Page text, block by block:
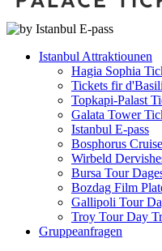
Istanbul Attraktiounen
Hagia Sophia
Tickets fir
Topkapi-Palast
Galata Tower
Istanbul E-pass
Bosphorus
Wirbeld
Bursa Tour
Bozdag Film
Gallipoli Tour
Troy Tour Day
Gruppeanfragen